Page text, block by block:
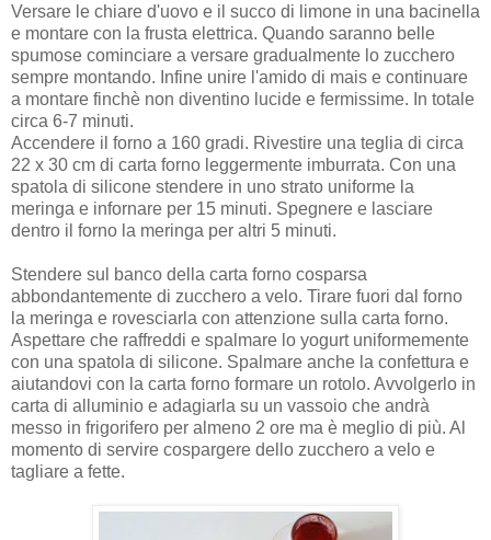
Versare le chiare d'uovo e il succo di limone in una bacinella
e montare con la frusta elettrica. Quando saranno belle
spumose cominciare a versare gradualmente lo zucchero
sempre montando. Infine unire l'amido di mais e continuare
a montare finchè non diventino lucide e fermissime. In totale
circa 6-7 minuti.
Accendere il forno a 160 gradi. Rivestire una teglia di circa
22 x 30 cm di carta forno leggermente imburrata. Con una
spatola di silicone stendere in uno strato uniforme la
meringa e infornare per 15 minuti. Spegnere e lasciare
dentro il forno la meringa per altri 5 minuti.
Stendere sul banco della carta forno cosparsa
abbondantemente di zucchero a velo. Tirare fuori dal forno
la meringa e rovesciarla con attenzione sulla carta forno.
Aspettare che raffreddi e spalmare lo yogurt uniformemente
con una spatola di silicone. Spalmare anche la confettura e
aiutandovi con la carta forno formare un rotolo. Avvolgerlo in
carta di alluminio e adagiarla su un vassoio che andrà
messo in frigorifero per almeno 2 ore ma è meglio di più. Al
momento di servire cospargere dello zucchero a velo e
tagliare a fette.